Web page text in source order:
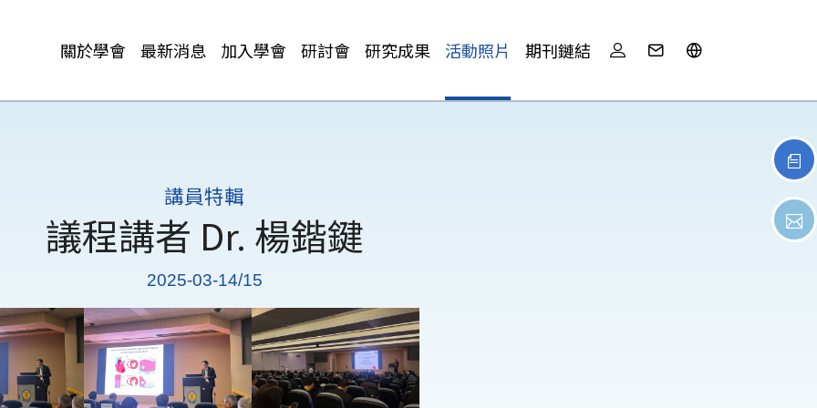
關於學會 最新消息 加入學會 研討會 研究成果 活動照片 期刊鏈結
講員特輯
議程講者 Dr. 楊鍇鍵
2025-03-14/15